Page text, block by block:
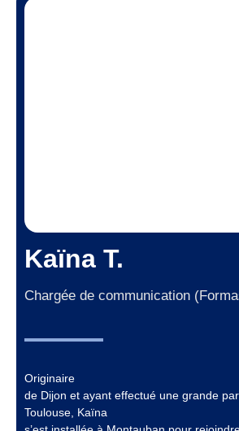
Kaïna T.
Chargée de communication
Originaire
de Dijon et ayant effectué une grande
Toulouse, Kaïna